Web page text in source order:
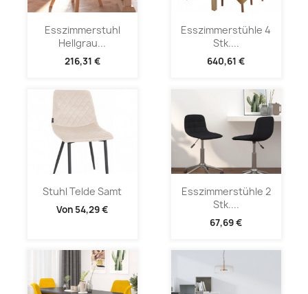
Esszimmerstuhl
Hellgrau...
216,31 €
Esszimmerstühle 4
Stk....
640,61 €
Stuhl Telde Samt
Von 54,29 €
Esszimmerstühle 2
Stk....
67,69 €